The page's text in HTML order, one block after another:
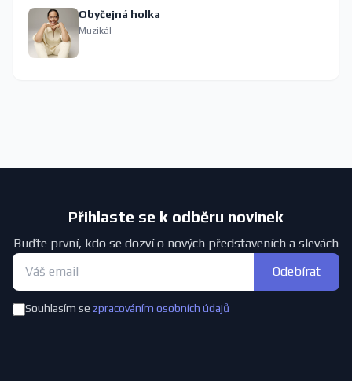
Obyčejná holka
Muzikál
Přihlaste se k odběru novinek
Buďte první, kdo se dozví o nových představeních a slevách
Odebírat
Souhlasím se zpracováním osobních údajů